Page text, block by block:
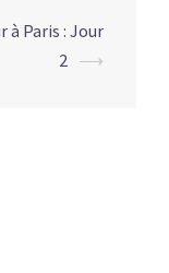
à Paris : Jour
2 ⟶